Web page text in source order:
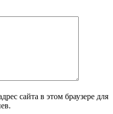
сайта в этом браузере для